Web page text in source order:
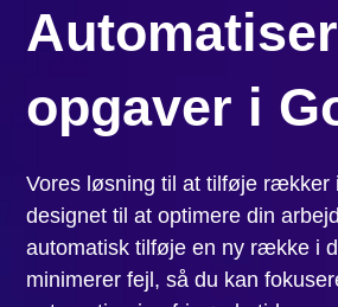
opgaver i
Vores løsning til at tilføje rækker
designet til at optimere din
automatisk tilføje en ny række i
minimerer fejl, så du kan